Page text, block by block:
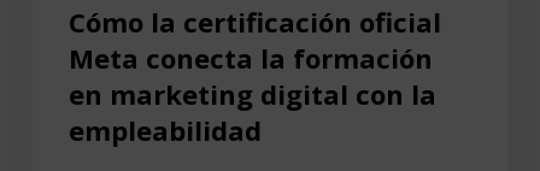
Cómo la certificación oficial
Meta conecta la formación
en marketing digital con la
empleabilidad